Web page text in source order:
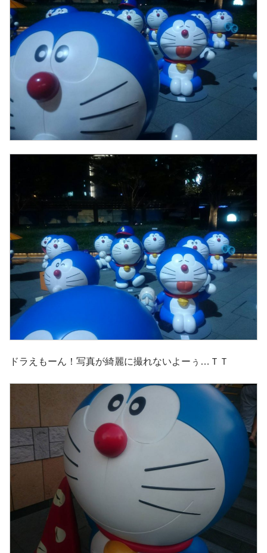
ドラえもーん！写真が綺麗に撮れないよーぅ…ＴＴ